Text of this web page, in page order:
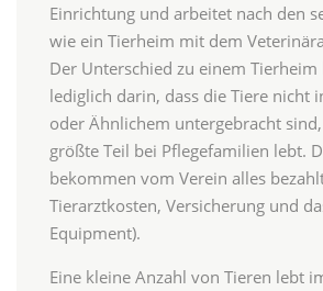
Einrichtung und arbeitet nach den
wie ein Tierheim mit dem
Der Unterschied zu einem Tierheim
lediglich darin, dass die Tiere nicht
oder Ähnlichem untergebracht
größte Teil bei Pflegefamilien lebt.
bekommen vom Verein alles
Tierarztkosten, Versicherung und
Equipment).
Eine kleine Anzahl von Tieren lebt